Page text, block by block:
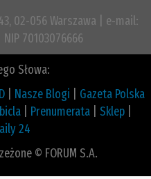
02-056 Warszawa | e-mail:
70103076666
Słowa:
Nasze Blogi
Gazeta Polska
Prenumerata Sklep
24
© FORUM S.A.